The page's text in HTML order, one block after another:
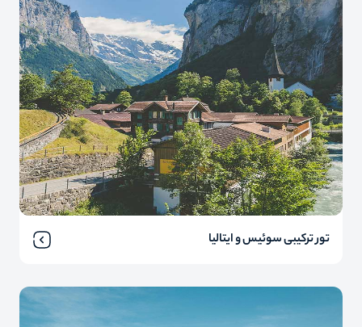
تور ترکیبی سوئیس و ایتالیا